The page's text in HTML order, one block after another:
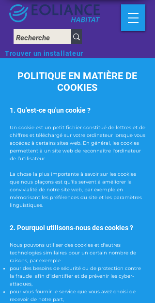
Trouver un installateur
POLITIQUE EN MATIÈRE DE
COOKIES
1. Qu'est-ce qu'un cookie ?
Un cookie est un petit fichier constitué de lettres et de
chiffres et téléchargé sur votre ordinateur lorsque vous
accédez à certains sites web. En général, les cookies
permettent à un site web de reconnaître l'ordinateur
de l’utilisateur.
La chose la plus importante à savoir sur les cookies
que nous plaçons est qu'ils servent à améliorer la
convivialité de notre site web, par exemple en
mémorisant les préférences du site et les paramètres
linguistiques.
2. Pourquoi utilisons-nous des cookies ?
Nous pouvons utiliser des cookies et d'autres
technologies similaires pour un certain nombre de
raisons, par exemple :
pour des besoins de sécurité ou de protection contre
la fraude afin d'identifier et de prévenir les cyber-
attaques,
pour vous fournir le service que vous avez choisi de
recevoir de notre part,